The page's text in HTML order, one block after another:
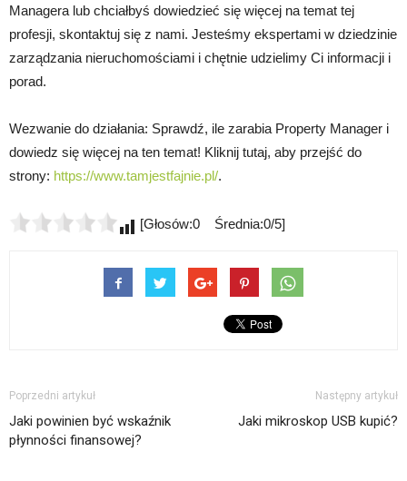
Managera lub chciałbyś dowiedzieć się więcej na temat tej
profesji, skontaktuj się z nami. Jesteśmy ekspertami w dziedzinie
zarządzania nieruchomościami i chętnie udzielimy Ci informacji i
porad.
Wezwanie do działania: Sprawdź, ile zarabia Property Manager i
dowiedz się więcej na ten temat! Kliknij tutaj, aby przejść do
strony: https://www.tamjestfajnie.pl/.
[Głosów:0 Średnia:0/5]
Poprzedni artykuł
Jaki powinien być wskaźnik
płynności finansowej?
Następny artykuł
Jaki mikroskop USB kupić?